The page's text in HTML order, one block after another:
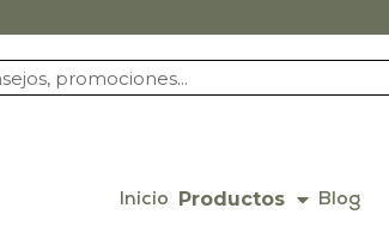
Inicio Productos Blog